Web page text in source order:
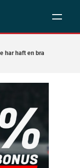
har haft en bra